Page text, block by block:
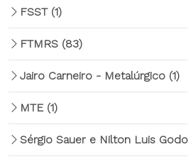
FSST (1)
FTMRS (83)
Jairo Carneiro - Metalúrgico (1)
MTE (1)
Sérgio Sauer e Nilton Luis